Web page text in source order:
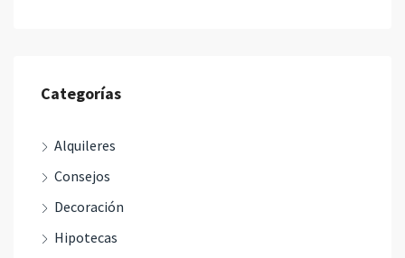
Categorías
Alquileres
Consejos
Decoración
Hipotecas